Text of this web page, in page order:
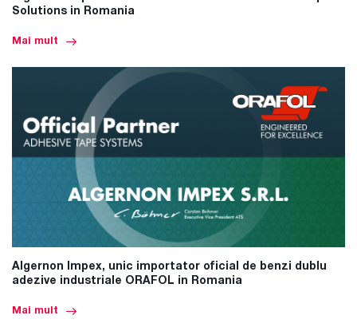
Solutions in Romania
Mai mult
Algernon Impex, unic importator oficial de benzi dublu
adezive industriale ORAFOL in Romania
Mai mult